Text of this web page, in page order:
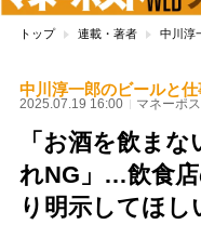
トップ 連載・著者 中川淳
中川淳一郎のビールと
2025.07.19 16:00 マネーポ
「お酒を飲ま
れNG」…飲食
り明示してほ